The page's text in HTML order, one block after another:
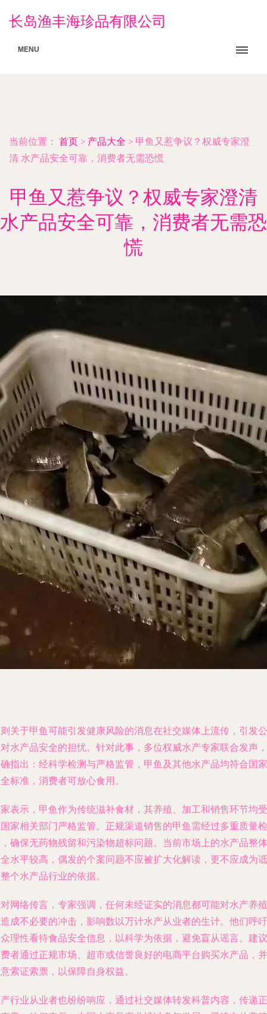
长岛渔丰海珍品有限公司
MENU
当前位置： 首页 > 产品大全 > 甲鱼又惹争议？权威专家澄
清 水产品安全可靠，消费者无需恐慌
甲鱼又惹争议？权威专家澄清
水产品安全可靠，消费者无需恐
慌
关于甲鱼可能引发健康风险的消息在社交媒体上流传，引发公
水产品安全的担忧。针对此事，多位权威水产专家联合发声，
指出：经科学检测与严格监管，甲鱼及其他水产品均符合国家
标准，消费者可放心食用。
表示，甲鱼作为传统滋补食材，其养殖、加工和销售环节均受
家相关部门严格监管。正规渠道销售的甲鱼需经过多重质量检
确保无药物残留和污染物超标问题。当前市场上的水产品整体
水平较高，偶发的个案问题不应被扩大化解读，更不应成为诋
个水产品行业的依据。
网络传言，专家强调，任何未经证实的消息都可能对水产养殖
成不必要的冲击，影响数以万计水产从业者的生计。他们呼吁
理性看待食品安全信息，以科学为依据，避免盲从谣言。建议
者通过正规市场、超市或信誉良好的电商平台购买水产品，并
索证索票，以保障自身权益。
行业从业者也纷纷响应，通过社交媒体转发科普内容，传递正